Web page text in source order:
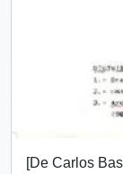
[De Carlos